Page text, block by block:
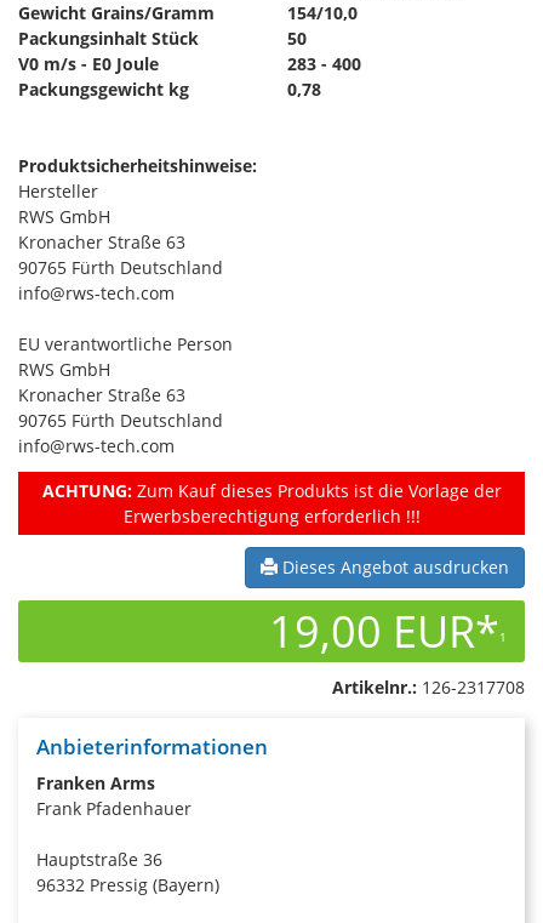
Gewicht Grains/Gramm
154/10,0
Packungsinhalt Stück
50
V0 m/s - E0 Joule
283 - 400
Packungsgewicht kg
0,78
Produktsicherheitshinweise:
Hersteller
RWS GmbH
Kronacher Straße 63
90765 Fürth Deutschland
info@rws-tech.com
EU verantwortliche Person
RWS GmbH
Kronacher Straße 63
90765 Fürth Deutschland
info@rws-tech.com
ACHTUNG:Zum Kauf dieses Produkts ist die Vorlage der
Erwerbsberechtigung erforderlich !!!
Dieses Angebot ausdrucken
19,00 EUR*1
Artikelnr.: 126-2317708
Anbieterinformationen
Franken Arms
Frank Pfadenhauer
Hauptstraße 36
96332 Pressig (Bayern)